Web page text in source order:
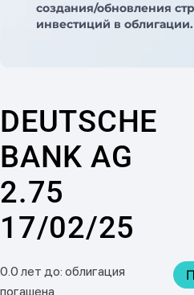
создания/обновления
инвестиций в облигации.
DEUTSCHE
BANK AG
2.75
17/02/25
0.0 лет до: облигация
погашена